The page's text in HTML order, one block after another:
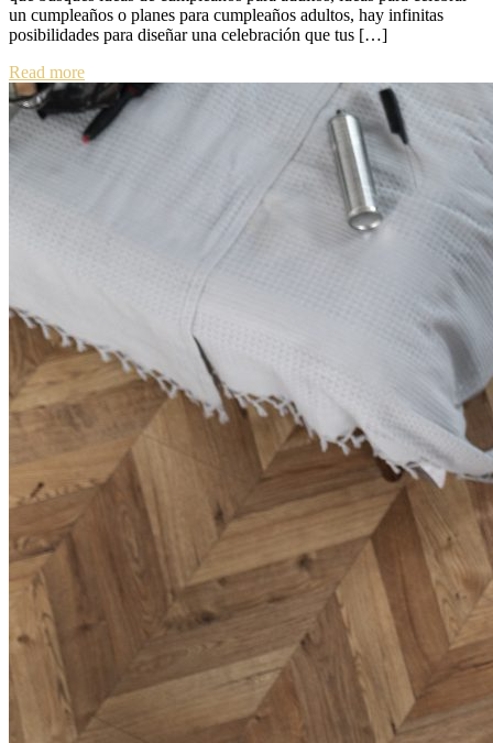
un cumpleaños o planes para cumpleaños adultos, hay infinitas
posibilidades para diseñar una celebración que tus […]
Read more